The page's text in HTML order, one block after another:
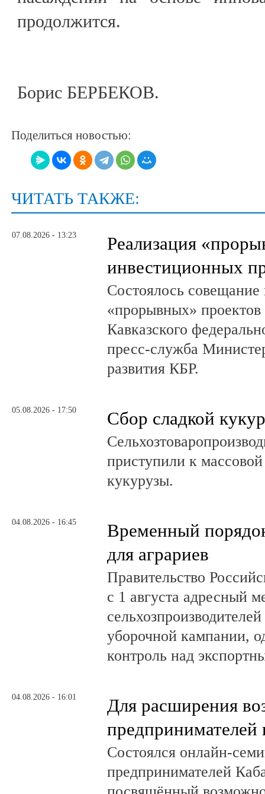
продолжится.
Борис БЕРБЕКОВ.
Поделиться новостью:
ЧИТАТЬ ТАКЖЕ:
07.08.2026 - 13:23
Реализация
инвестиционных
Состоялось
«прорывных» проектов
Кавказского
пресс-служба
развития КБР.
05.08.2026 - 17:50 Сбор сладкой
приступили к
кукурузы.
04.08.2026 - 16:45
Временный
для аграриев
Правительство
с 1 августа адресный
уборочной кампании,
контроль над
04.08.2026 - 16:01
Для расширения
предпринимателей
Состоялся онлайн-
предпринимателей